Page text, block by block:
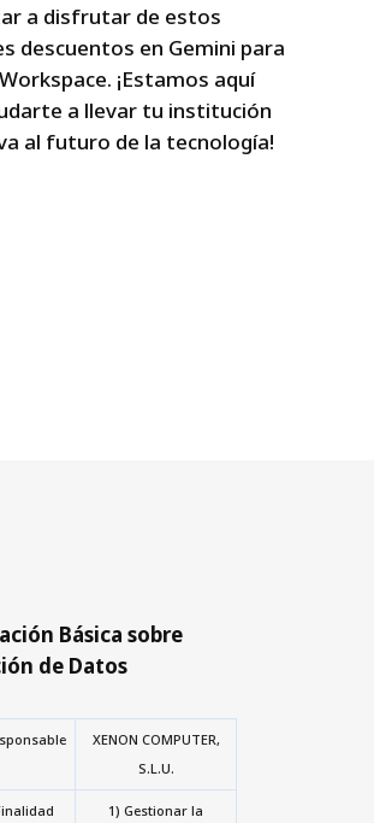
a disfrutar de estos
descuentos en Gemini para
¡Estamos aquí
a llevar tu institución
al futuro de la tecnología!
Básica sobre
de Datos
XENON COMPUTER,
S.L.U.
1) Gestionar la